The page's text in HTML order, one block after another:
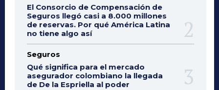
El Consorcio de Compensación de
Seguros llegó casi a 8.000 millones
de reservas. Por qué América Latina
no tiene algo así
Seguros
Qué significa para el mercado
asegurador colombiano la llegada
de De la Espriella al poder